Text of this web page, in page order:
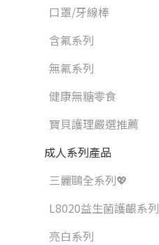
口罩/牙線棒
含氟系列
無氟系列
健康無糖零食
寶貝護理嚴選推薦
成人系列產品
三麗鷗全系列💖
L8020益生菌護齦系列
亮白系列